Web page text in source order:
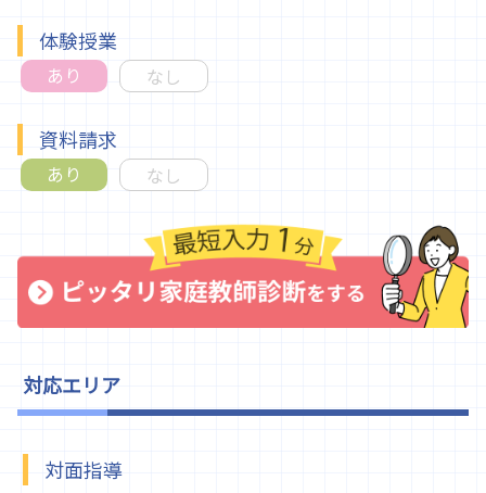
体験授業
あり なし
資料請求
あり なし
対応エリア
対面指導